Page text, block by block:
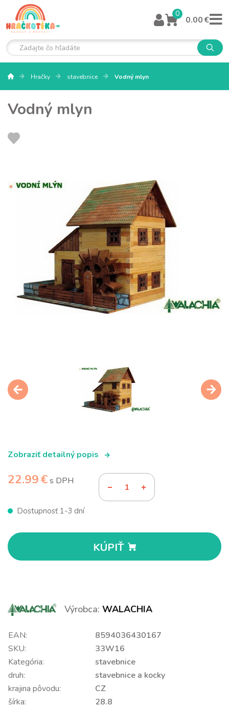
0
0.00 €
Hračky stavebnice Vodný mlyn
Vodný mlyn
Zobraziť detailný popis
22.99 €s DPH
Dostupnosť 1-3 dní
KÚPIŤ
Výrobca: WALACHIA
EAN:
8594036430167
SKU:
33W16
Kategória:
stavebnice
druh:
stavebnice a kocky
krajina pôvodu:
CZ
šírka:
28.8